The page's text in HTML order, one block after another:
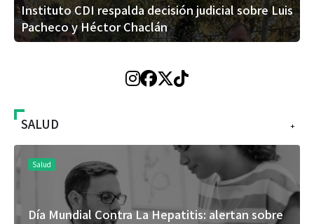
Instituto CDI respalda decisión judicial sobre Luis
Pacheco y Héctor Chaclán
+
SALUD
Salud
Día Mundial Contra La Hepatitis: alertan sobre